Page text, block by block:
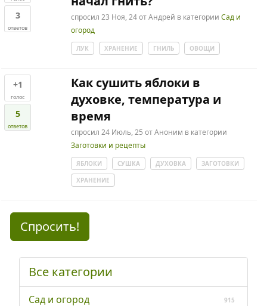
3
ответов
спросил 23 Ноя, 24 отАндрей в категории Сад и
огород
ЛУК ХРАНЕНИЕ ГНИЛЬ ОВОЩИ
+1
голос
5
ответов
Как сушить яблоки в
духовке, температура и
время
спросил 24 Июль, 25 отАноним в категории
Заготовки и рецепты
ЯБЛОКИ СУШКА ДУХОВКА
ЗАГОТОВКИ
ХРАНЕНИЕ
Спросить!
Все категории
Сад и огород 915